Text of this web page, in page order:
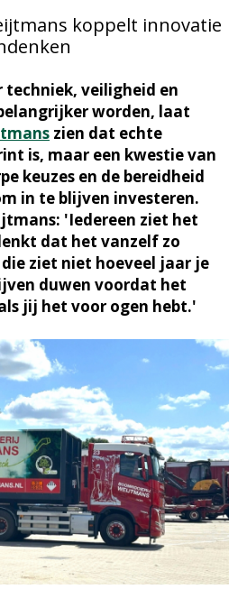
koppelt innovatie
techniek, veiligheid en
worden, laat
zien dat echte
is, maar een kwestie van
keuzes en de bereidheid
in te blijven investeren.
'Iedereen ziet het
dat het vanzelf zo
ziet niet hoeveel jaar je
duwen voordat het
jij het voor ogen hebt.'